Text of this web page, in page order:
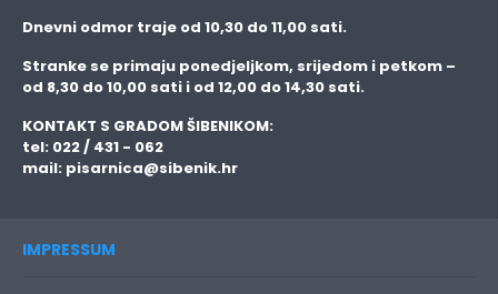
Dnevni odmor traje od 10,30 do 11,00 sati.
Stranke se primaju ponedjeljkom, srijedom i petkom –
od 8,30 do 10,00 sati i od 12,00 do 14,30 sati.
KONTAKT S GRADOM ŠIBENIKOM:
tel: 022 / 431 - 062
mail: pisarnica@sibenik.hr
IMPRESSUM